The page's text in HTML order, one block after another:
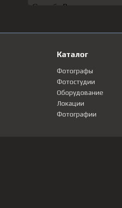
Каталог
Фотографы
Фотостудии
Оборудование
Локации
Фотографии